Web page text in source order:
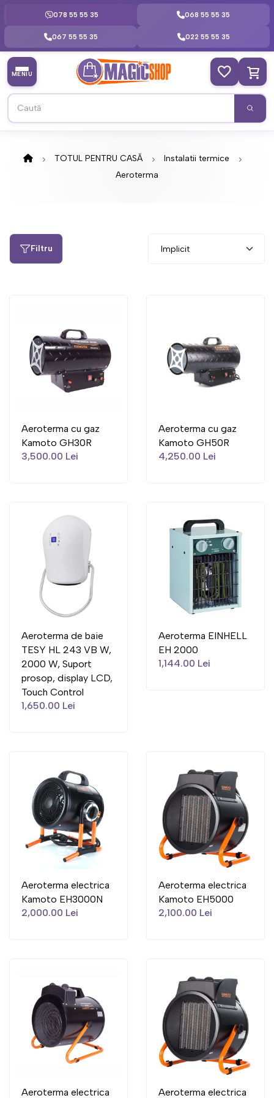
078 55 55 35 068 55 55 35
067 55 55 35 022 55 55 35
MENIU
TOTUL PENTRU CASĂ
Instalatii termice
Aeroterma
Filtru
Aeroterma cu gaz
Kamoto GH30R
3,500.00 Lei
Aeroterma cu gaz
Kamoto GH50R
4,250.00 Lei
Aeroterma de baie
TESY HL 243 VB W,
2000 W, Suport
prosop, display LCD,
Touch Control
1,650.00 Lei
Aeroterma EINHELL
EH 2000
1,144.00 Lei
Aeroterma electrica
Kamoto EH3000N
2,000.00 Lei
Aeroterma electrica
Kamoto EH5000
2,100.00 Lei
Aeroterma electrica Aeroterma electrica